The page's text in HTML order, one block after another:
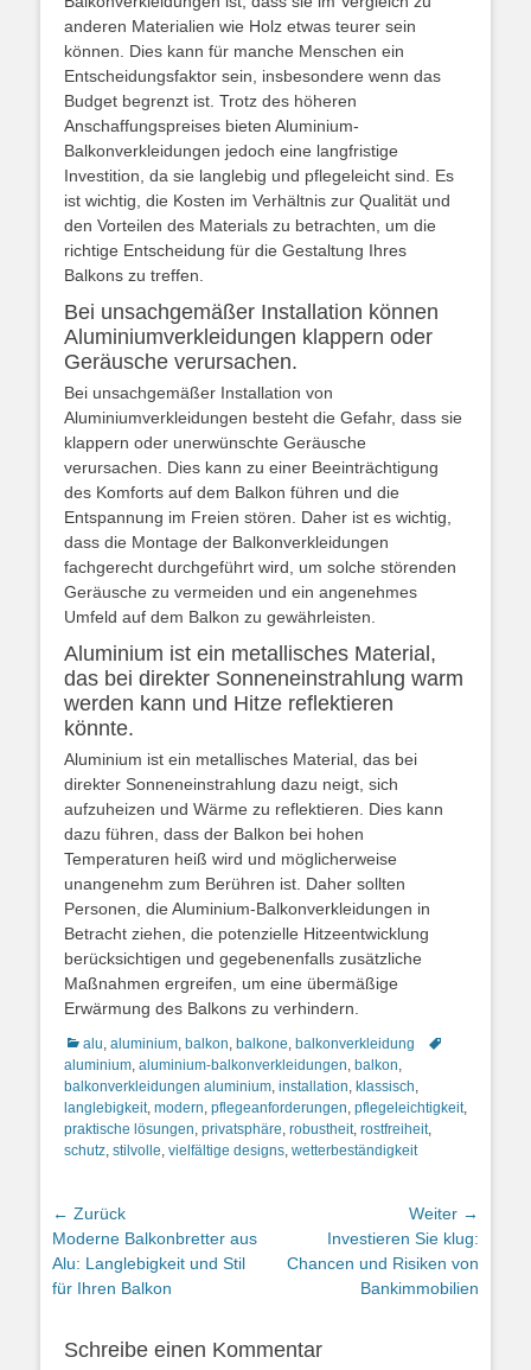
anderen Materialien wie Holz etwas teurer sein
können. Dies kann für manche Menschen ein
Entscheidungsfaktor sein, insbesondere wenn das
Budget begrenzt ist. Trotz des höheren
Anschaffungspreises bieten Aluminium-
Balkonverkleidungen jedoch eine langfristige
Investition, da sie langlebig und pflegeleicht sind. Es
ist wichtig, die Kosten im Verhältnis zur Qualität und
den Vorteilen des Materials zu betrachten, um die
richtige Entscheidung für die Gestaltung Ihres
Balkons zu treffen.
Bei unsachgemäßer Installation können
Aluminiumverkleidungen klappern oder
Geräusche verursachen.
Bei unsachgemäßer Installation von
Aluminiumverkleidungen besteht die Gefahr, dass sie
klappern oder unerwünschte Geräusche
verursachen. Dies kann zu einer Beeinträchtigung
des Komforts auf dem Balkon führen und die
Entspannung im Freien stören. Daher ist es wichtig,
dass die Montage der Balkonverkleidungen
fachgerecht durchgeführt wird, um solche störenden
Geräusche zu vermeiden und ein angenehmes
Umfeld auf dem Balkon zu gewährleisten.
Aluminium ist ein metallisches Material,
das bei direkter Sonneneinstrahlung warm
werden kann und Hitze reflektieren
könnte.
Aluminium ist ein metallisches Material, das bei
direkter Sonneneinstrahlung dazu neigt, sich
aufzuheizen und Wärme zu reflektieren. Dies kann
dazu führen, dass der Balkon bei hohen
Temperaturen heiß wird und möglicherweise
unangenehm zum Berühren ist. Daher sollten
Personen, die Aluminium-Balkonverkleidungen in
Betracht ziehen, die potenzielle Hitzeentwicklung
berücksichtigen und gegebenenfalls zusätzliche
Maßnahmen ergreifen, um eine übermäßige
Erwärmung des Balkons zu verhindern.
Kategorien
alu, aluminium, balkon, balkone, balkonverkleidung
Schlagworte
aluminium, aluminium-balkonverkleidungen, balkon,
balkonverkleidungen aluminium, installation, klassisch,
langlebigkeit, modern, pflegeanforderungen, pflegeleichtigkeit,
praktische lösungen, privatsphäre, robustheit, rostfreiheit,
schutz, stilvolle, vielfältige designs, wetterbeständigkeit
Beitragsnavigation
← Zurück
Vorheriger
Beitrag:
Moderne Balkonbretter aus
Alu: Langlebigkeit und Stil
für Ihren Balkon
Weiter →
Nächster
Beitrag:
Investieren Sie klug:
Chancen und Risiken von
Bankimmobilien
Schreibe einen Kommentar